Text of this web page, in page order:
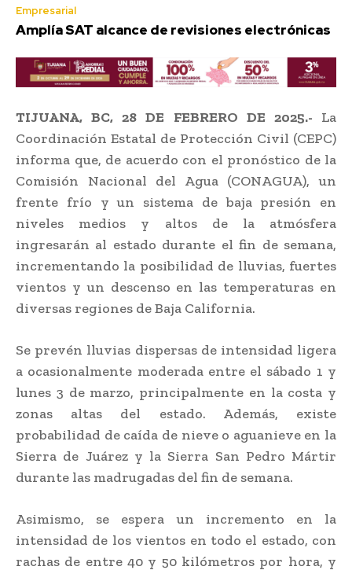
Empresarial
Amplía SAT alcance de revisiones electrónicas
TIJUANA, BC, 28 DE FEBRERO DE 2025.- La
Coordinación Estatal de Protección Civil (CEPC)
informa que, de acuerdo con el pronóstico de la
Comisión Nacional del Agua (CONAGUA), un
frente frío y un sistema de baja presión en
niveles medios y altos de la atmósfera
ingresarán al estado durante el fin de semana,
incrementando la posibilidad de lluvias, fuertes
vientos y un descenso en las temperaturas en
diversas regiones de Baja California.
Se prevén lluvias dispersas de intensidad ligera
a ocasionalmente moderada entre el sábado 1 y
lunes 3 de marzo, principalmente en la costa y
zonas altas del estado. Además, existe
probabilidad de caída de nieve o aguanieve en la
Sierra de Juárez y la Sierra San Pedro Mártir
durante las madrugadas del fin de semana.
Asimismo, se espera un incremento en la
intensidad de los vientos en todo el estado, con
rachas de entre 40 y 50 kilómetros por hora, y